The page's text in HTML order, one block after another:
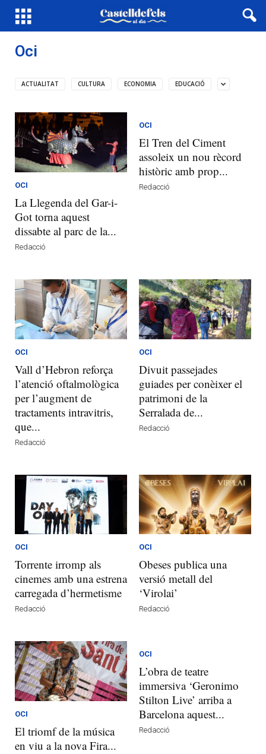
Oci
ACTUALITAT CULTURA ECONOMIA EDUCACIÓ
OCI
La Llegenda del Gar-i-
Got torna aquest
dissabte al parc de la...
Redacció
OCI
El Tren del Ciment
assoleix un nou rècord
històric amb prop...
Redacció
OCI
Vall d’Hebron reforça
l’atenció oftalmològica
per l’augment de
tractaments intravitris,
que...
Redacció
OCI
Divuit passejades
guiades per conèixer el
patrimoni de la
Serralada de...
Redacció
OCI
Torrente irromp als
cinemes amb una estrena
carregada d’hermetisme
Redacció
OCI
Obeses publica una
versió metall del
‘Virolai’
Redacció
OCI
El triomf de la música
en viu a la nova Fira...
OCI
L’obra de teatre
immersiva ‘Geronimo
Stilton Live’ arriba a
Barcelona aquest...
Redacció